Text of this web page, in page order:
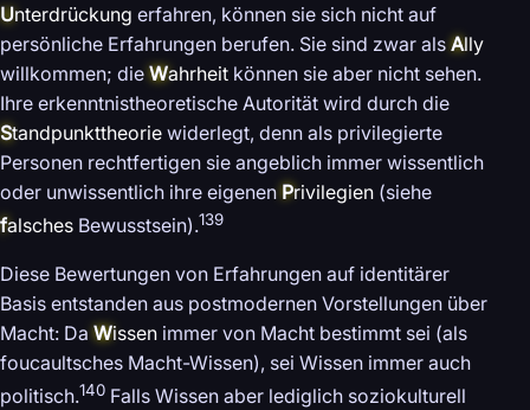
Unterdrückung erfahren, können sie sich nicht auf
persönliche Erfahrungen berufen. Sie sind zwar als Ally
willkommen; die Wahrheit können sie aber nicht sehen.
Ihre erkenntnistheoretische Autorität wird durch die
Standpunkttheorie widerlegt, denn als privilegierte
Personen rechtfertigen sie angeblich immer wissentlich
oder unwissentlich ihre eigenen Privilegien (siehe
falsches Bewusstsein).139
Diese Bewertungen von Erfahrungen auf identitärer
Basis entstanden aus postmodernen Vorstellungen über
Macht: Da Wissen immer von Macht bestimmt sei (als
foucaultsches Macht-Wissen), sei Wissen immer auch
politisch.140 Falls Wissen aber lediglich soziokulturell